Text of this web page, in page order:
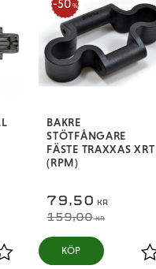
Lägg till i favoriter
BAKRE
STÖTFÅNGARE
FÄSTE TRAXXAS XRT
(RPM)
79,50 KR
159,00KR
50 %
KÖP